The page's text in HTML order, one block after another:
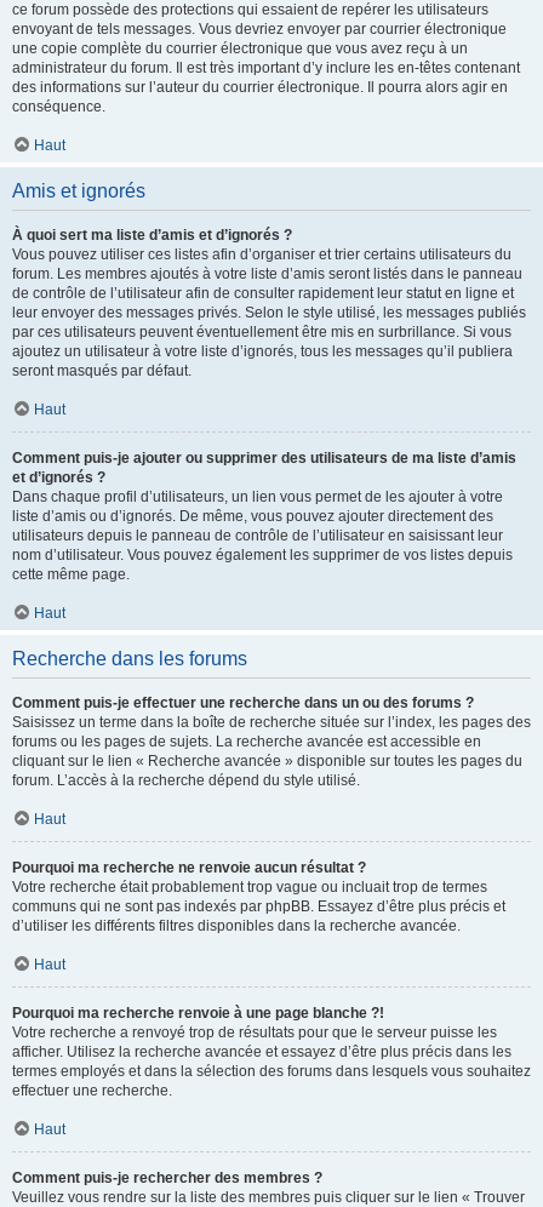
ce forum possède des protections qui essaient de repérer les utilisateurs
envoyant de tels messages. Vous devriez envoyer par courrier électronique
une copie complète du courrier électronique que vous avez reçu à un
administrateur du forum. Il est très important d’y inclure les en-têtes contenant
des informations sur l’auteur du courrier électronique. Il pourra alors agir en
conséquence.
Haut
Amis et ignorés
À quoi sert ma liste d’amis et d’ignorés ?
Vous pouvez utiliser ces listes afin d’organiser et trier certains utilisateurs du
forum. Les membres ajoutés à votre liste d’amis seront listés dans le panneau
de contrôle de l’utilisateur afin de consulter rapidement leur statut en ligne et
leur envoyer des messages privés. Selon le style utilisé, les messages publiés
par ces utilisateurs peuvent éventuellement être mis en surbrillance. Si vous
ajoutez un utilisateur à votre liste d’ignorés, tous les messages qu’il publiera
seront masqués par défaut.
Haut
Comment puis-je ajouter ou supprimer des utilisateurs de ma liste d’amis
et d’ignorés ?
Dans chaque profil d’utilisateurs, un lien vous permet de les ajouter à votre
liste d’amis ou d’ignorés. De même, vous pouvez ajouter directement des
utilisateurs depuis le panneau de contrôle de l’utilisateur en saisissant leur
nom d’utilisateur. Vous pouvez également les supprimer de vos listes depuis
cette même page.
Haut
Recherche dans les forums
Comment puis-je effectuer une recherche dans un ou des forums ?
Saisissez un terme dans la boîte de recherche située sur l’index, les pages des
forums ou les pages de sujets. La recherche avancée est accessible en
cliquant sur le lien « Recherche avancée » disponible sur toutes les pages du
forum. L’accès à la recherche dépend du style utilisé.
Haut
Pourquoi ma recherche ne renvoie aucun résultat ?
Votre recherche était probablement trop vague ou incluait trop de termes
communs qui ne sont pas indexés par phpBB. Essayez d’être plus précis et
d’utiliser les différents filtres disponibles dans la recherche avancée.
Haut
Pourquoi ma recherche renvoie à une page blanche ?!
Votre recherche a renvoyé trop de résultats pour que le serveur puisse les
afficher. Utilisez la recherche avancée et essayez d’être plus précis dans les
termes employés et dans la sélection des forums dans lesquels vous souhaitez
effectuer une recherche.
Haut
Comment puis-je rechercher des membres ?
Veuillez vous rendre sur la liste des membres puis cliquer sur le lien « Trouver